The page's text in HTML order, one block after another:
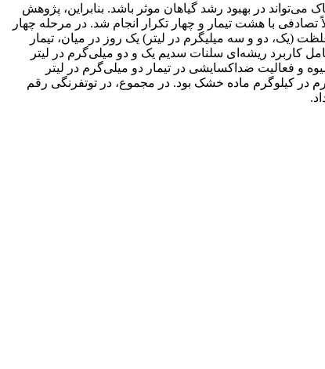
در بهبود رشد گیاهان موثر باشد. بنابراین، پژوهش
با هشت تیمار و چهار تکرار انجام شد. در مرحله چهار
(یک، دو و سه میلی‏گرم در لیتر) یک روز در میان، تیمار
کاربرد ریشه‌ای سلنات سدیم یک و دو میلی‌گرم در لیتر
میوه و فعالیت ضداکسایشی در تیمار دو میلی‌گرم در لیتر
میزان جذب آهن و روی در تیمار محلول غذایی یک میلی‌گرم در لیتر سلنات سدیم به ترتیب با میانگین 06/140 و 83/17 میلی‏گرم در کیلوگرم ماده خشک بود. در مجموع، در توت‏فرنگی رقم